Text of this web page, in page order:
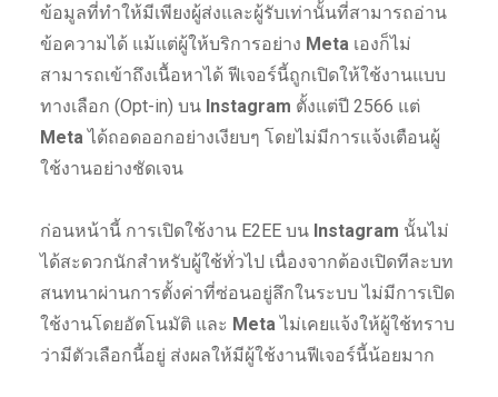
ข้อมูลที่ทำให้มีเพียงผู้ส่งและผู้รับเท่านั้นที่สามารถอ่าน
ข้อความได้ แม้แต่ผู้ให้บริการอย่าง Meta เองก็ไม่
สามารถเข้าถึงเนื้อหาได้ ฟีเจอร์นี้ถูกเปิดให้ใช้งานแบบ
ทางเลือก (Opt-in) บน Instagram ตั้งแต่ปี 2566 แต่
Meta ได้ถอดออกอย่างเงียบๆ โดยไม่มีการแจ้งเตือนผู้
ใช้งานอย่างชัดเจน
ก่อนหน้านี้ การเปิดใช้งาน E2EE บน Instagram นั้นไม่
ได้สะดวกนักสำหรับผู้ใช้ทั่วไป เนื่องจากต้องเปิดทีละบท
สนทนาผ่านการตั้งค่าที่ซ่อนอยู่ลึกในระบบ ไม่มีการเปิด
ใช้งานโดยอัตโนมัติ และ Meta ไม่เคยแจ้งให้ผู้ใช้ทราบ
ว่ามีตัวเลือกนี้อยู่ ส่งผลให้มีผู้ใช้งานฟีเจอร์นี้น้อยมาก